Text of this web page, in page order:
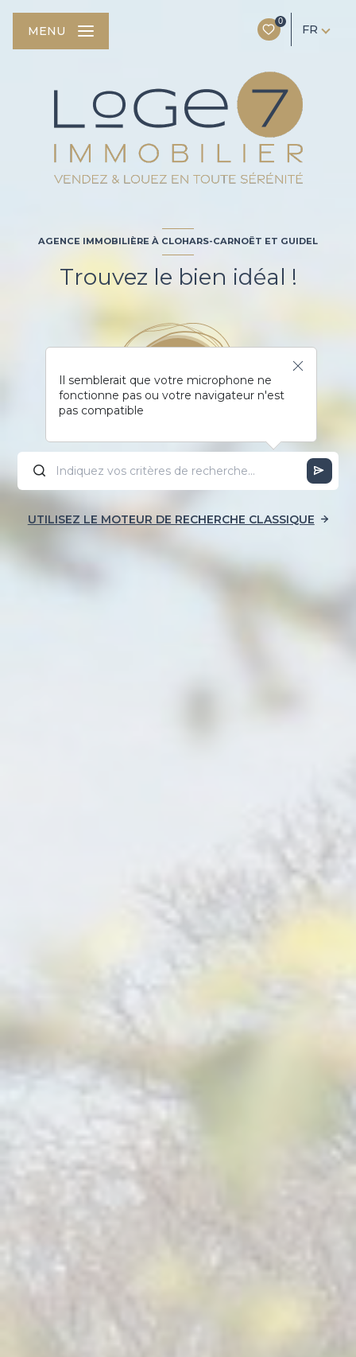
0
FR
MENU
AGENCE IMMOBILIÈRE À CLOHARS-CARNOËT ET GUIDEL
Trouvez le bien idéal !
Il semblerait que votre microphone ne
fonctionne pas ou votre navigateur n'est
pas compatible
UTILISEZ LE MOTEUR DE RECHERCHE CLASSIQUE